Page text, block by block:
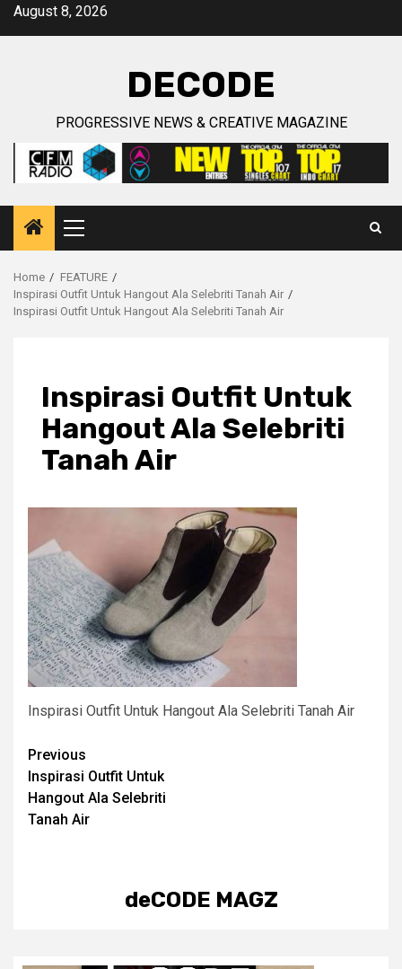
SkipAugust 8, 2026
DECODE
PROGRESSIVE NEWS & CREATIVE MAGAZINE
Primary
Menu
Home
FEATURE
Inspirasi Outfit Untuk Hangout Ala Selebriti Tanah Air
Inspirasi Outfit Untuk Hangout Ala Selebriti Tanah Air
Inspirasi Outfit Untuk
Hangout Ala Selebriti
Tanah Air
Inspirasi Outfit Untuk Hangout Ala Selebriti Tanah Air
Post
navigation
Previous
Inspirasi Outfit Untuk
Hangout Ala Selebriti
Tanah Air
deCODE MAGZ